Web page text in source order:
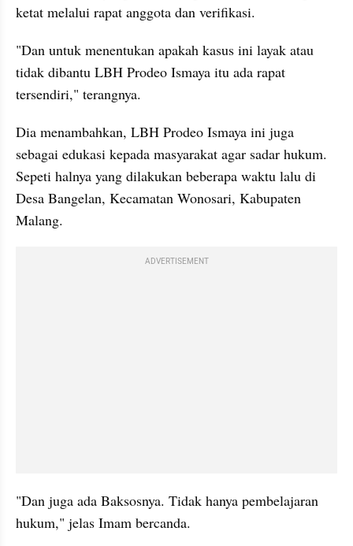
ketat melalui rapat anggota dan verifikasi.
"Dan untuk menentukan apakah kasus ini layak atau
tidak dibantu LBH Prodeo Ismaya itu ada rapat
tersendiri," terangnya.
Dia menambahkan, LBH Prodeo Ismaya ini juga
sebagai edukasi kepada masyarakat agar sadar hukum.
Sepeti halnya yang dilakukan beberapa waktu lalu di
Desa Bangelan, Kecamatan Wonosari, Kabupaten
Malang.
ADVERTISEMENT
"Dan juga ada Baksosnya. Tidak hanya pembelajaran
hukum," jelas Imam bercanda.